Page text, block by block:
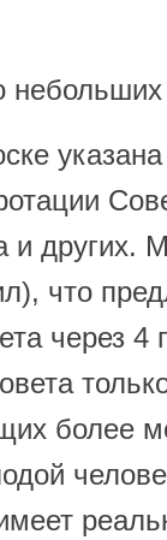
и других.
что
через 4
более